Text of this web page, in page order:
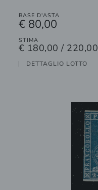
BASE D'ASTA
€ 80,00
STIMA
€ 180,00 / 220,00
DETTAGLIO LOTTO